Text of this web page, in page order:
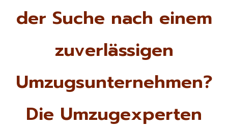
der Suche nach einem
zuverlässigen
Umzugsunternehmen?
Die Umzugexperten